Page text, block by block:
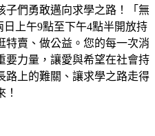
子們勇敢邁向求學之路！「無
上午9點至下午4點半開放持
特賣、做公益。您的每一次消
要力量，讓愛與希望在社會持
路上的難關、讓求學之路走得